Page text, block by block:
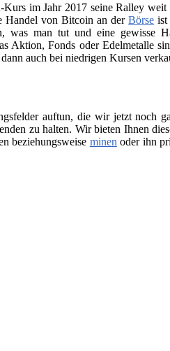
im Jahr 2017 seine Ralley weit
Handel von Bitcoin an derBörse ist
was man tut und eine gewisse
Aktion, Fonds oder Edelmetalle
auch bei niedrigen Kursen
auftun, die wir jetzt noch
zu halten. Wir bieten Ihnen
beziehungsweise minenoder ihn